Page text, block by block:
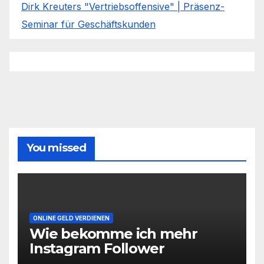
Dirk Kreuters "Vertriebsoffensive" | Präsenz-
Seminar für Geschäftskunden
You missed
ONLINE GELD VERDIENEN
Wie bekomme ich mehr
Instagram Follower